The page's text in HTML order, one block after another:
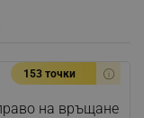
153 точки
на връщане